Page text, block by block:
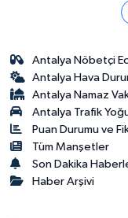
Antalya Nöbetçi
Antalya Hava
Antalya Namaz
Antalya Trafik
Puan Durumu ve
Tüm Manşetler
Son Dakika
Haber Arşivi